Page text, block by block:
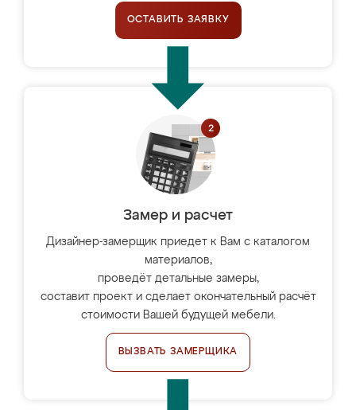
ОСТАВИТЬ ЗАЯВКУ
Замер и расчет
Дизайнер-замерщик приедет к Вам с каталогом
материалов,
проведёт детальные замеры,
составит проект и сделает окончательный расчёт
стоимости Вашей будущей мебели.
ВЫЗВАТЬ ЗАМЕРЩИКА